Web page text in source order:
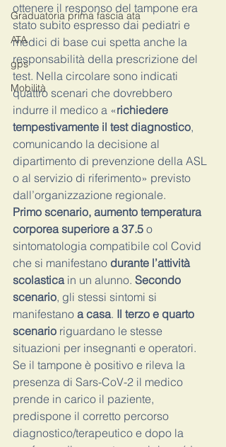
Graduatoria prima fascia ata
ATA
gps
Mobilità
ottenere il responso del tampone era
stato subito espresso dai pediatri e
medici di base cui spetta anche la
responsabilità della prescrizione del
test. Nella circolare sono indicati
quattro scenari che dovrebbero
indurre il medico a «richiedere
tempestivamente il test diagnostico,
comunicando la decisione al
dipartimento di prevenzione della ASL
o al servizio di riferimento» previsto
dall’organizzazione regionale.
Primo scenario, aumento temperatura
corporea superiore a 37.5 o
sintomatologia compatibile col Covid
che si manifestano durante l’attività
scolastica in un alunno. Secondo
scenario, gli stessi sintomi si
manifestano a casa. Il terzo e quarto
scenario riguardano le stesse
situazioni per insegnanti e operatori.
Se il tampone è positivo e rileva la
presenza di Sars-CoV-2 il medico
prende in carico il paziente,
predispone il corretto percorso
diagnostico/terapeutico e dopo la